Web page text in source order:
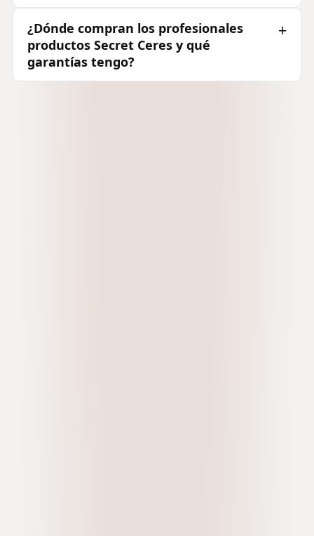
¿Dónde compran los profesionales
productos Secret Ceres y qué
garantías tengo?